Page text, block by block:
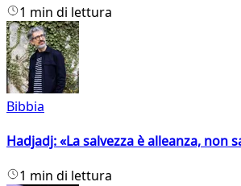
1 min di lettura
Bibbia
Hadjadj: «La salvezza è alleanza, non
1 min di lettura